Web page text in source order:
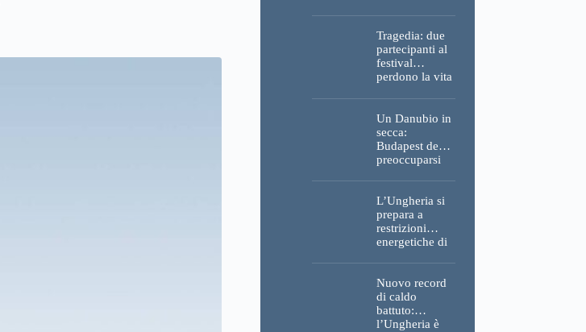
Buda e della
Cittadella
verranno
spente
Tragedia: due
partecipanti al
festival
perdono la vita
Ungheria
Un Danubio in
secca:
Budapest deve
preoccuparsi
mento idrico?
Un esperto
mette in luce
un fatto
L’Ungheria si
prepara a
restrizioni
energetiche di
nucleare di
Paks potrebbe
chiudere
questo fine
Nuovo record
di caldo
battuto:
l’Ungheria è